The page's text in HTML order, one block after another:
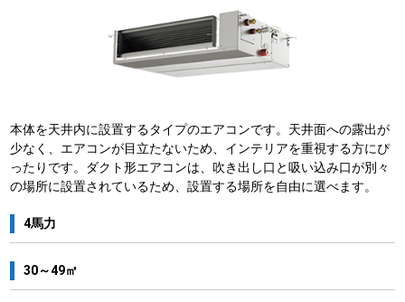
本体を天井内に設置するタイプのエアコンです。天井面への露出が
少なく、エアコンが目立たないため、インテリアを重視する方にぴ
ったりです。ダクト形エアコンは、吹き出し口と吸い込み口が別々
の場所に設置されているため、設置する場所を自由に選べます。
4馬力
30～49㎡